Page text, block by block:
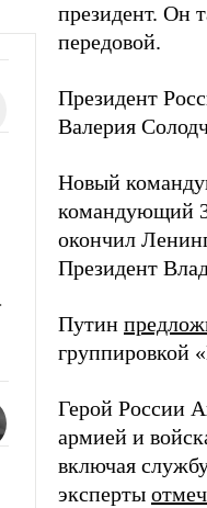
президент. Он
передовой.
Президент
Валерия
Новый
командующий
окончил
Президент
Путин
группировкой
Герой России
армией и
включая
эксперты